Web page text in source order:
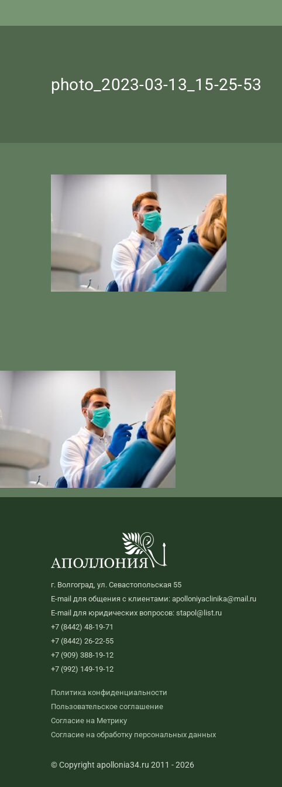
photo_2023-03-13_15-25-53
г. Волгоград, ул. Севастопольская 55
E-mail для общения с клиентами: apolloniyaclinika@mail.ru
E-mail для юридических вопросов: stapol@list.ru
+7 (8442) 48-19-71
+7 (8442) 26-22-55
+7 (909) 388-19-12
+7 (992) 149-19-12
Политика конфиденциальности
Пользовательское соглашение
Согласие на Метрику
Согласие на обработку персональных данных
© Copyright apollonia34.ru 2011 - 2026